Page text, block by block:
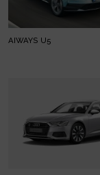
AIWAYS U5